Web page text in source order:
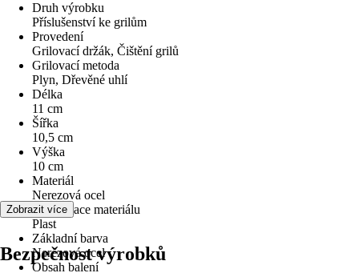
Druh výrobku
Příslušenství ke grilům
Provedení
Grilovací držák, Čištění grilů
Grilovací metoda
Plyn, Dřevěné uhlí
Délka
11 cm
Šířka
10,5 cm
Výška
10 cm
Materiál
Nerezová ocel
Specifikace materiálu
Plast
Základní barva
Nerezová ocel
Obsah balení
Zobrazit více
Bezpečnost výrobků